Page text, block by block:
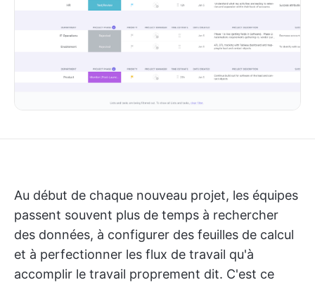
Au début de chaque nouveau projet, les équipes
passent souvent plus de temps à rechercher
des données, à configurer des feuilles de calcul
et à perfectionner les flux de travail qu'à
accomplir le travail proprement dit. C'est ce